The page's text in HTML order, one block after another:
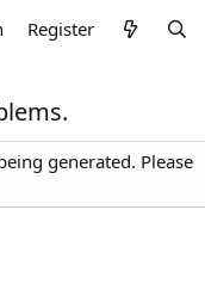
Register
generated. Please